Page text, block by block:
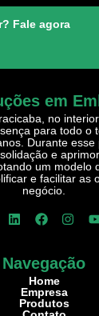
Fale agora
em
no
para todo o
Durante
e
um modelo
e facilitar as
negócio.
Navegação
Home
Empresa
Produtos